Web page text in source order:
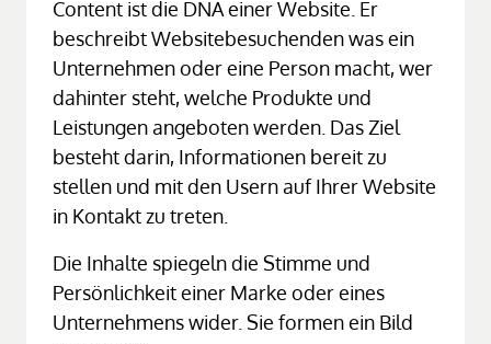
Content ist die DNA einer Website. Er
beschreibt Websitebesuchenden was ein
Unternehmen oder eine Person macht, wer
dahinter steht, welche Produkte und
Leistungen angeboten werden. Das Ziel
besteht darin, Informationen bereit zu
stellen und mit den Usern auf Ihrer Website
in Kontakt zu treten.
Die Inhalte spiegeln die Stimme und
Persönlichkeit einer Marke oder eines
Unternehmens wider. Sie formen ein Bild